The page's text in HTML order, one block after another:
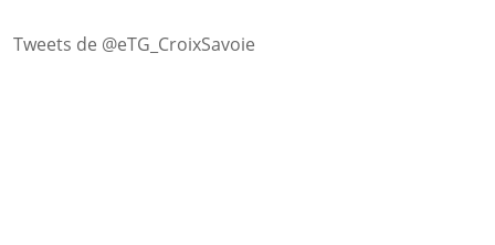
Tweets de @eTG_CroixSavoie